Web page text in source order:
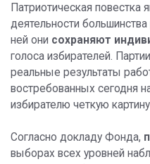
Патриотическая повестка
деятельности
ней они сохраняют
голоса избирателей.
реальные результаты
востребованных сегодня
избирателю четкую
Согласно докладу Фонда,
выборах всех уровней